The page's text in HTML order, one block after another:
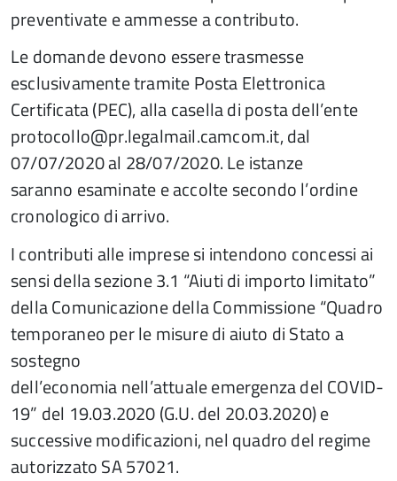
preventivate e ammesse a contributo.
Le domande devono essere trasmesse
esclusivamente tramite Posta Elettronica
Certificata (PEC), alla casella di posta dell’ente
protocollo@pr.legalmail.camcom.it, dal
07/07/2020 al 28/07/2020. Le istanze
saranno esaminate e accolte secondo l’ordine
cronologico di arrivo.
I contributi alle imprese si intendono concessi ai
sensi della sezione 3.1 “Aiuti di importo limitato”
della Comunicazione della Commissione “Quadro
temporaneo per le misure di aiuto di Stato a
sostegno
dell’economia nell’attuale emergenza del COVID-
19” del 19.03.2020 (G.U. del 20.03.2020) e
successive modificazioni, nel quadro del regime
autorizzato SA 57021.